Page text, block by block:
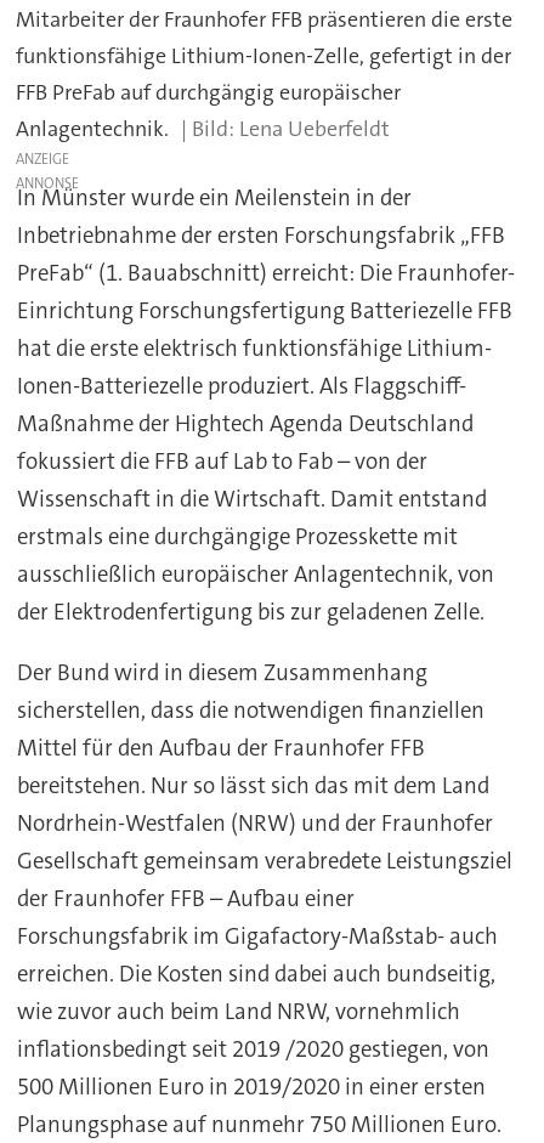
Mitarbeiter der Fraunhofer FFB präsentieren die erste
funktionsfähige Lithium-Ionen-Zelle, gefertigt in der
FFB PreFab auf durchgängig europäischer
Anlagentechnik.
Lena Ueberfeldt
ANZEIGE
In Münster wurde ein Meilenstein in der
Inbetriebnahme der ersten Forschungsfabrik „FFB
PreFab“ (1. Bauabschnitt) erreicht: Die Fraunhofer-
Einrichtung Forschungsfertigung Batteriezelle FFB
hat die erste elektrisch funktionsfähige Lithium-
Ionen-Batteriezelle produziert. Als Flaggschiff-
Maßnahme der Hightech Agenda Deutschland
fokussiert die FFB auf Lab to Fab – von der
Wissenschaft in die Wirtschaft. Damit entstand
erstmals eine durchgängige Prozesskette mit
ausschließlich europäischer Anlagentechnik, von
der Elektrodenfertigung bis zur geladenen Zelle.
Der Bund wird in diesem Zusammenhang
sicherstellen, dass die notwendigen finanziellen
Mittel für den Aufbau der Fraunhofer FFB
bereitstehen. Nur so lässt sich das mit dem Land
Nordrhein-Westfalen (NRW) und der Fraunhofer
Gesellschaft gemeinsam verabredete Leistungsziel
der Fraunhofer FFB – Aufbau einer
Forschungsfabrik im Gigafactory-Maßstab- auch
erreichen. Die Kosten sind dabei auch bundseitig,
wie zuvor auch beim Land NRW, vornehmlich
inflationsbedingt seit 2019 /2020 gestiegen, von
500 Millionen Euro in 2019/2020 in einer ersten
Planungsphase auf nunmehr 750 Millionen Euro.